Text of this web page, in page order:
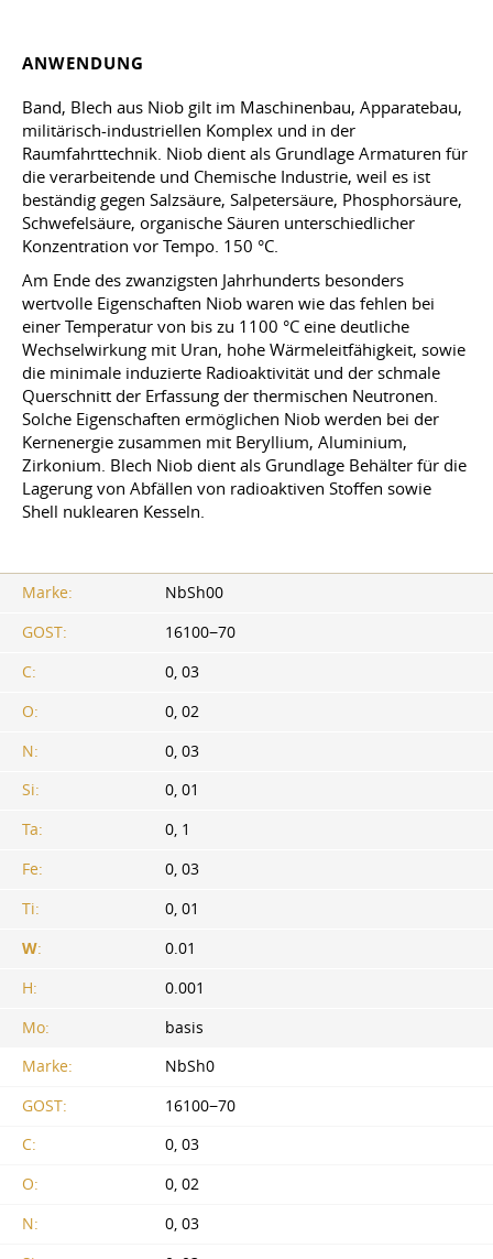
ANWENDUNG
Band, Blech aus Niob gilt im Maschinenbau, Apparatebau,
militärisch-industriellen Komplex und in der
Raumfahrttechnik. Niob dient als Grundlage Armaturen für
die verarbeitende und Chemische Industrie, weil es ist
beständig gegen Salzsäure, Salpetersäure, Phosphorsäure,
Schwefelsäure, organische Säuren unterschiedlicher
Konzentration vor Tempo. 150 °C.
Am Ende des zwanzigsten Jahrhunderts besonders
wertvolle Eigenschaften Niob waren wie das fehlen bei
einer Temperatur von bis zu 1100 °C eine deutliche
Wechselwirkung mit Uran, hohe Wärmeleitfähigkeit, sowie
die minimale induzierte Radioaktivität und der schmale
Querschnitt der Erfassung der thermischen Neutronen.
Solche Eigenschaften ermöglichen Niob werden bei der
Kernenergie zusammen mit Beryllium, Aluminium,
Zirkonium. Blech Niob dient als Grundlage Behälter für die
Lagerung von Abfällen von radioaktiven Stoffen sowie
Shell nuklearen Kesseln.
Marke:
NbSh00
GOST:
16100−70
C:
0, 03
O:
0, 02
N:
0, 03
Si:
0, 01
Ta:
0, 1
Fe:
0, 03
Ti:
0, 01
W:
0.01
H:
0.001
Mo:
basis
Marke:
NbSh0
GOST:
16100−70
C:
0, 03
O:
0, 02
N:
0, 03